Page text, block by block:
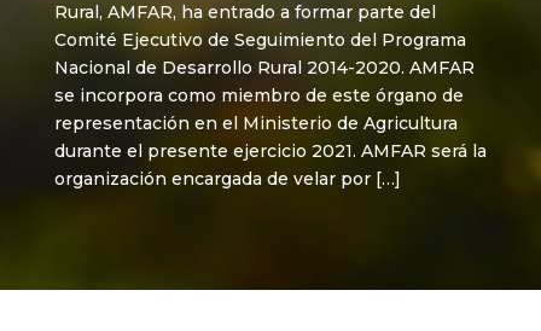
Rural, AMFAR, ha entrado a formar parte del
Comité Ejecutivo de Seguimiento del Programa
Nacional de Desarrollo Rural 2014-2020. AMFAR
se incorpora como miembro de este órgano de
representación en el Ministerio de Agricultura
durante el presente ejercicio 2021. AMFAR será la
organización encargada de velar por […]